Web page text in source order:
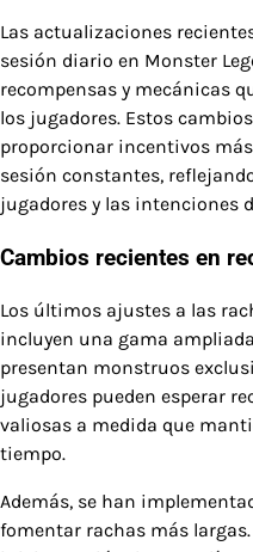
Las actualizaciones
sesión diario en Monster
recompensas y mecánicas
los jugadores. Estos
proporcionar incentivos
sesión constantes,
jugadores y las intenciones
Cambios recientes en
Los últimos ajustes a las
incluyen una gama
presentan monstruos
jugadores pueden esperar
valiosas a medida que
tiempo.
Además, se han
fomentar rachas más